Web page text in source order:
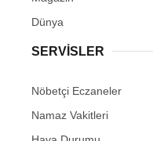
Dünya
SERVİSLER
Nöbetçi Eczaneler
Namaz Vakitleri